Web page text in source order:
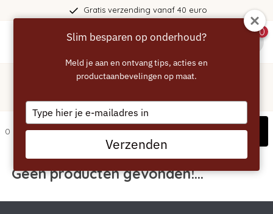
Gratis verzending vanaf 40 euro
0
/117
0 artikelen Filters
Geen producten gevonden!...
Slim besparen op onderhoud?
Meld je aan en ontvang tips, acties en
productaanbevelingen op maat.
Type
your
email
Verzenden